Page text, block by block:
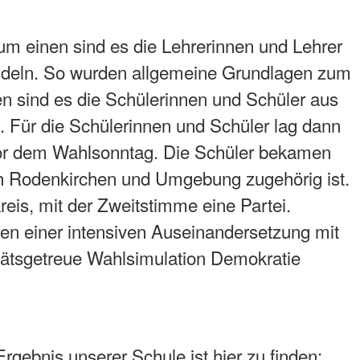
einen sind es die Lehrerinnen und Lehrer
So wurden allgemeine Grundlagen zum
sind es die Schülerinnen und Schüler aus
die Schülerinnen und Schüler lag dann
dem Wahlsonntag. Die Schüler bekamen
und Umgebung zugehörig ist.
mit der Zweitstimme eine Partei.
einer intensiven Auseinandersetzung mit
Wahlsimulation Demokratie